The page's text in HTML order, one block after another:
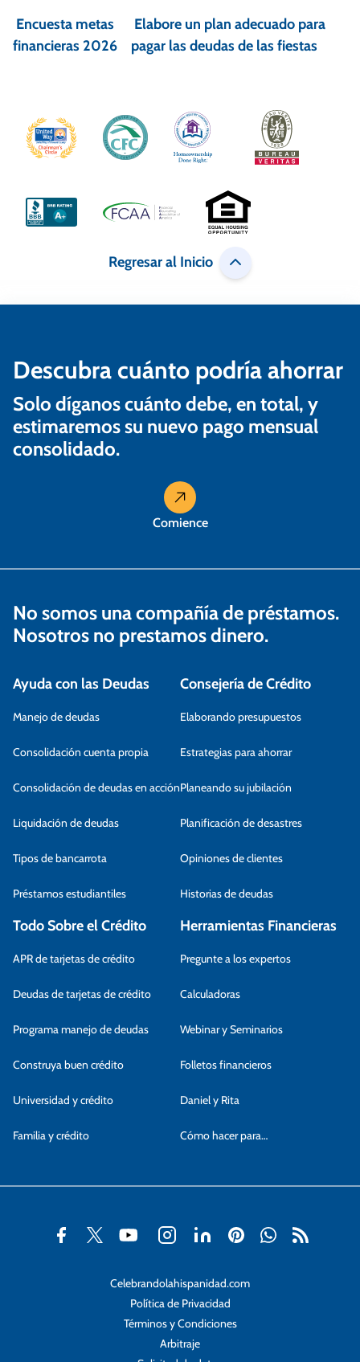
a
v
e
n
t
r
a
Encuesta metas
financieras 2026
Elabore un plan adecuado para
pagar las deudas de las fiestas
Regresar al Inicio
Descubra cuánto podría ahorrar
Solo díganos cuánto debe, en total, y
estimaremos su nuevo pago mensual
consolidado.
Comience
No somos una compañía de préstamos.
Nosotros no prestamos dinero.
Ayuda con las Deudas
Manejo de deudas
Consolidación cuenta propia
Consolidación de deudas en acción
Liquidación de deudas
Tipos de bancarrota
Préstamos estudiantiles
Consejería de Crédito
Elaborando presupuestos
Estrategias para ahorrar
Planeando su jubilación
Planificación de desastres
Opiniones de clientes
Historias de deudas
Todo Sobre el Crédito
APR de tarjetas de crédito
Deudas de tarjetas de crédito
Programa manejo de deudas
Construya buen crédito
Universidad y crédito
Familia y crédito
Herramientas Financieras
Pregunte a los expertos
Calculadoras
Webinar y Seminarios
Folletos financieros
Daniel y Rita
Cómo hacer para…
Celebrandolahispanidad.com
Política de Privacidad
Términos y Condiciones
Arbitraje